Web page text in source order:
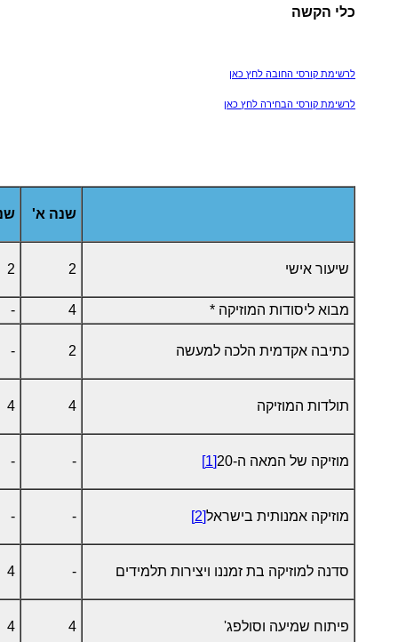
כלי הקשה
לרשימת קורסי החובה לחץ כאן
לרשימת קורסי הבחירה לחץ כאן
שנה א'
שיעור אישי 2
2
מבוא ליסודות המוזיקה * 4
-
כתיבה אקדמית הלכה למעשה 2
-
תולדות המוזיקה 4
4
מוזיקה של המאה ה-20 [1]
-
-
מוזיקה אמנותית בישראל[2]
-
-
סדנה למוזיקה בת זמננו ויצירות תלמידים -
4
פיתוח שמיעה וסולפג' 4
4